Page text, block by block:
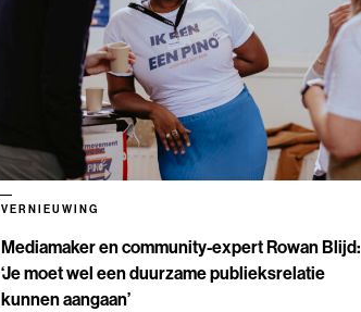
Mediamaker en community-expert Rowan Blijd:
‘Je moet wel een duurzame publieksrelatie
kunnen aangaan’
VERNIEUWING